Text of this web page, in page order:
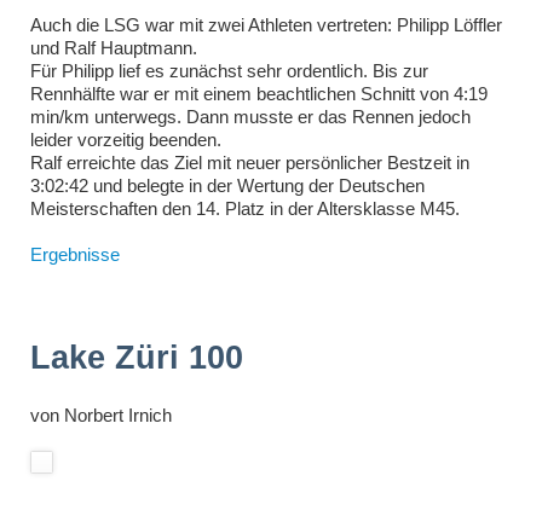
Auch die LSG war mit zwei Athleten vertreten: Philipp Löffler
und Ralf Hauptmann.
Für Philipp lief es zunächst sehr ordentlich. Bis zur
Rennhälfte war er mit einem beachtlichen Schnitt von 4:19
min/km unterwegs. Dann musste er das Rennen jedoch
leider vorzeitig beenden.
Ralf erreichte das Ziel mit neuer persönlicher Bestzeit in
3:02:42 und belegte in der Wertung der Deutschen
Meisterschaften den 14. Platz in der Altersklasse M45.
Ergebnisse
Lake Züri 100
von Norbert Irnich